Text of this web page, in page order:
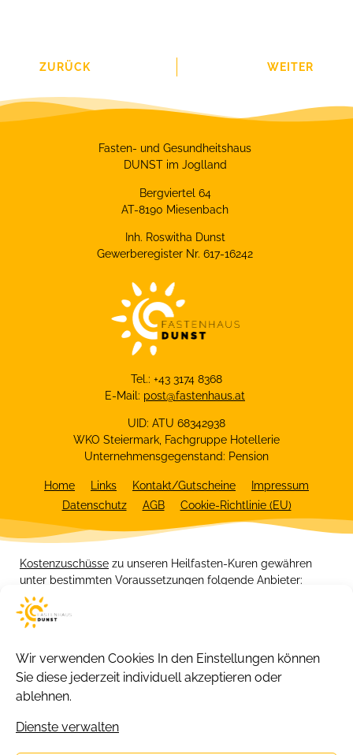
Wir verwenden Cookies In den Einstellungen können
Sie diese jederzeit individuell akzeptieren oder
ablehnen.
Dienste verwalten
ZURÜCK WEITER
Fasten- und Gesundheitshaus
DUNST im Joglland
Bergviertel 64
AT-8190 Miesenbach
Inh. Roswitha Dunst
Gewerberegister Nr. 617-16242
Tel.: +43 3174 8368
E-Mail: post@fastenhaus.at
UID: ATU 68342938
WKO Steiermark, Fachgruppe Hotellerie
Unternehmensgegenstand: Pension
Home Links Kontakt/Gutscheine
Impressum
Datenschutz
AGB Cookie-Richtlinie (EU)
Kostenzuschüsse zu unseren Heilfasten-Kuren gewähren
unter bestimmten Voraussetzungen folgende Anbieter: